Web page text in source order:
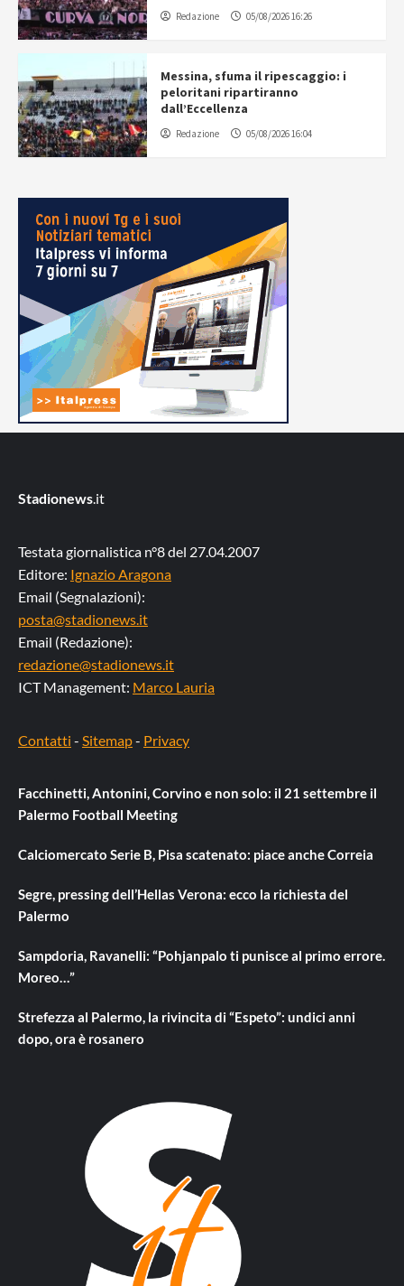
Redazione 05/08/2026 16:26
Messina, sfuma il ripescaggio: i
peloritani ripartiranno
dall’Eccellenza
Redazione 05/08/2026 16:04
Stadionews.it
Testata giornalistica n°8 del 27.04.2007
Editore: Ignazio Aragona
Email (Segnalazioni):
posta@stadionews.it
Email (Redazione):
redazione@stadionews.it
ICT Management: Marco Lauria
Contatti - Sitemap- Privacy
Facchinetti, Antonini, Corvino e non solo: il 21 settembre il
Palermo Football Meeting
Calciomercato Serie B, Pisa scatenato: piace anche Correia
Segre, pressing dell’Hellas Verona: ecco la richiesta del
Palermo
Sampdoria, Ravanelli: “Pohjanpalo ti punisce al primo errore.
Moreo…”
Strefezza al Palermo, la rivincita di “Espeto”: undici anni
dopo, ora è rosanero